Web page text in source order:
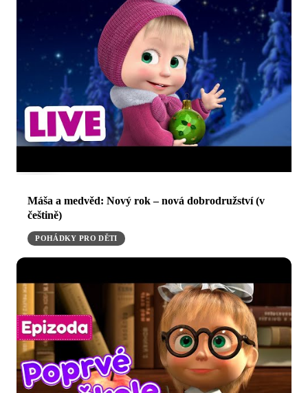
Máša a medvěd: Nový rok – nová dobrodružství (v
češtině)
POHÁDKY PRO DĚTI